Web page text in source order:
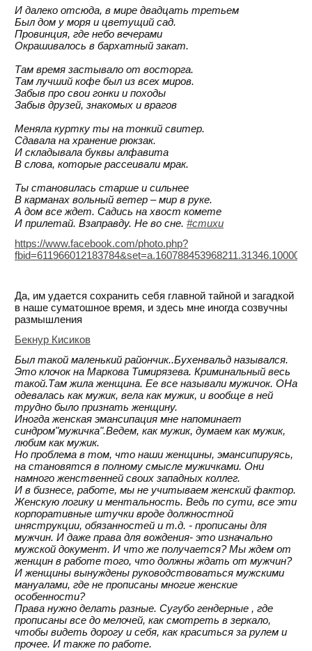
И далеко отсюда, в мире двадцать третьем
Был дом у моря и цветущий сад.
Провинция, где небо вечерами
Окрашивалось в бархатный закат.
Там время застывало от восторга.
Там лучший кофе был из всех миров.
Забыв про свои гонки и походы
Забыв друзей, знакомых и врагов
Меняла куртку ты на тонкий свитер.
Сдавала на хранение рюкзак.
И складывала буквы алфавита
В слова, которые рассеивали мрак.
Ты становилась старше и сильнее
В карманах вольный ветер – мир в руке.
А дом все ждет. Садись на хвост комете
И прилетай. Взаправду. Не во сне. #стихи
https://www.facebook.com/photo.php?
Да, им удается сохранить себя главной тайной и загадкой
в наше суматошное время, и здесь мне иногда созвучны
размышления
Бекнур Кисиков
Был такой маленький райончик..Бухенвальд назывался.
Это клочок на Маркова Тимирязева. Криминальный весь
такой.Там жила женщина. Ее все называли мужичок. ОНа
одевалась как мужик, вела как мужик, и вообще в ней
трудно было признать женщину.
Иногда женская эмансипация мне напоминает
синдром"мужичка".Ведем, как мужик, думаем как мужик,
любим как мужик.
Но проблема в том, что наши женщины, эмансипируясь,
на становятся в полному смысле мужичками. Они
намного женственней своих западных коллег.
И в бизнесе, работе, мы не учитываем женский фактор.
Женскую логику и ментальность. Ведь по сути, все эти
корпоративные штучки вроде должностной
иняструкции, обязанностей и т.д. - прописаны для
мужчин. И даже права для вождения- это изначально
мужской документ. И что же получается? Мы ждем от
женщин в работе того, что должны ждать от мужчин?
И женщины вынуждены руководствоваться мужскими
мануалами, где не прописаны многие женские
особенности?
Права нужно делать разные. Сугубо гендерные , где
прописаны все до мелочей, как смотреть в зеркало,
чтобы видеть дорогу и себя, как краситься за рулем и
прочее. И также по работе.